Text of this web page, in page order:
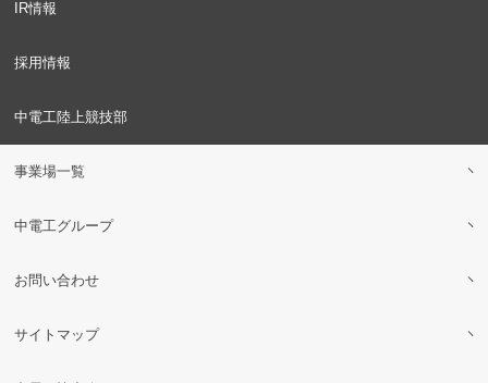
IR情報
採用情報
中電工陸上競技部
事業場一覧
中電工グループ
お問い合わせ
サイトマップ